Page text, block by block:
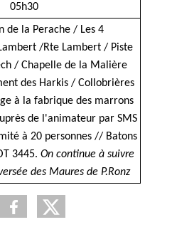
05h30
de la Perache / Les 4
/Rte Lambert / Piste
/ Chapelle de la Malière
des Harkis / Collobrières
à la fabrique des marrons
de l'animateur par SMS
à 20 personnes // Batons
3445. On continue à suivre
des Maures de P.Ronz